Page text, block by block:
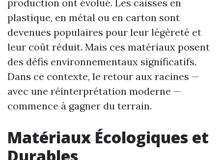
production ont évolué. Les caisses en
plastique, en métal ou en carton sont
devenues populaires pour leur légèreté et
leur coût réduit. Mais ces matériaux posent
des défis environnementaux significatifs.
Dans ce contexte, le retour aux racines —
avec une réinterprétation moderne —
commence à gagner du terrain.
Matériaux Écologiques et